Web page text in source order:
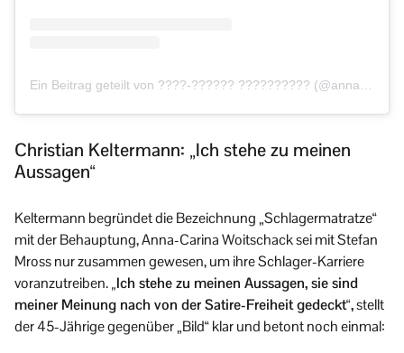
Christian Keltermann: „Ich stehe zu meinen
Aussagen“
Keltermann begründet die Bezeichnung „Schlagermatratze“
mit der Behauptung, Anna-Carina Woitschack sei mit Stefan
Mross nur zusammen gewesen, um ihre Schlager-Karriere
voranzutreiben.„Ich stehe zu meinen Aussagen, sie sind
meiner Meinung nach von der Satire-Freiheit gedeckt“,stellt
der 45-Jährige gegenüber „Bild“ klar und betont noch einmal: